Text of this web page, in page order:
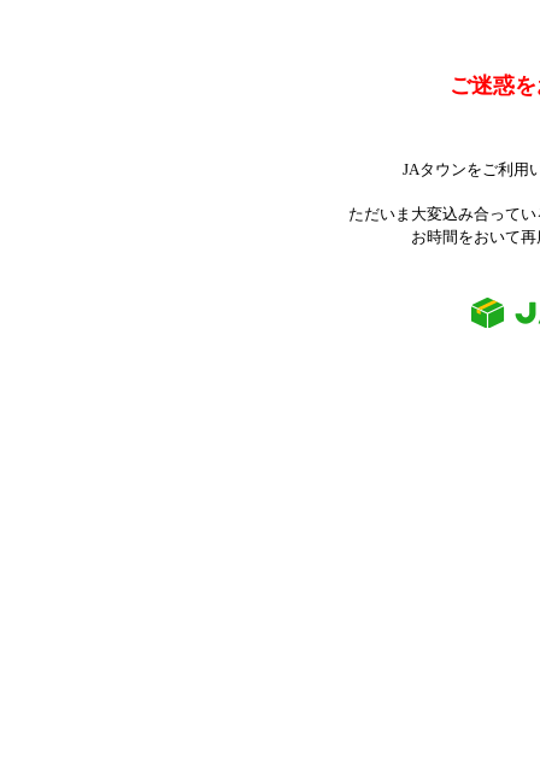
ご迷惑
JAタウンをご利用
ただいま大変込み合って
お時間をおいて